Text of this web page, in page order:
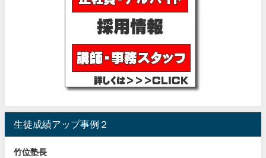
生徒成績アップ事例２
竹位塾長